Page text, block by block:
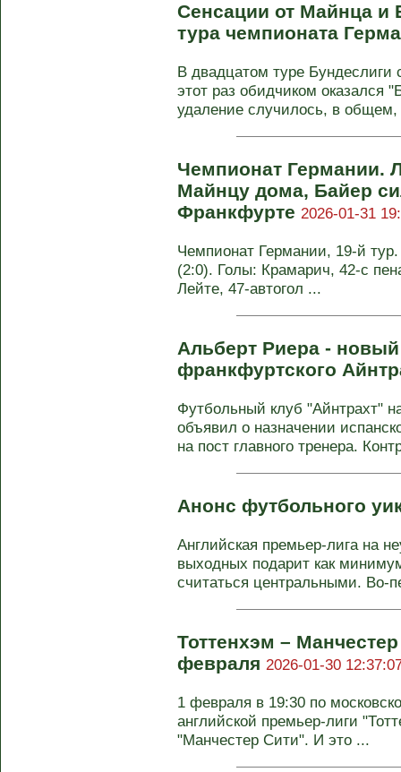
Сенсации от Майнца и
тура чемпионата
В двадцатом туре Бундеслиги
этот раз обидчиком оказался
удаление случилось, в
Чемпионат Германии.
Майнцу дома, Байер
Франкфурте 2026-01-31
Чемпионат Германии, 19-й
(2:0). Голы: Крамарич, 42-с
Лейте, 47-автогол ...
Альберт Риера -
франкфуртского
Футбольный клуб "Айнтрахт"
объявил о назначении
на пост главного тренера.
Анонс футбольного
Английская премьер-лига на
выходных подарит как
считаться центральными. Во-
Тоттенхэм –
февраля 2026-01-30
1 февраля в 19:30 по
английской премьер-лиги
"Манчестер Сити". И это ...